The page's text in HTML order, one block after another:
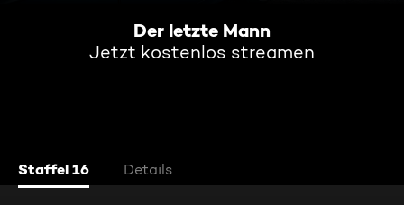
Der letzte Mann
Jetzt kostenlos streamen
Staffel 16 Details